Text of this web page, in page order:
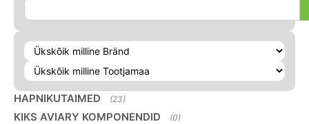
HAPNIKUTAIMED (23)
KIKS AVIARY KOMPONENDID (0)